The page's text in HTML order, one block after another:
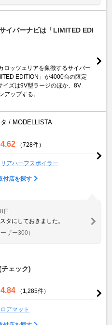
イバーナビは「LIMITED EDI
ロッツェリアを象徴するサイバー
EDITION」が4000台の限定
イズは9V型ラージのほか、8V
アップする。
/ MODELLISTA
4.62 （728件）
リアハーフスポイラー
付店を探す
日
タにしておきました。
ザー300）
ェック)
4.84 （1,285件）
アマット